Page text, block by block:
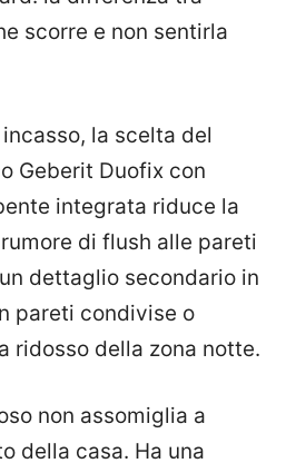
scorre e non sentirla
la scelta del
Geberit Duofix con
integrata riduce la
di flush alle pareti
dettaglio secondario in
pareti condivise o
ridosso della zona notte.
non assomiglia a
della casa. Ha una